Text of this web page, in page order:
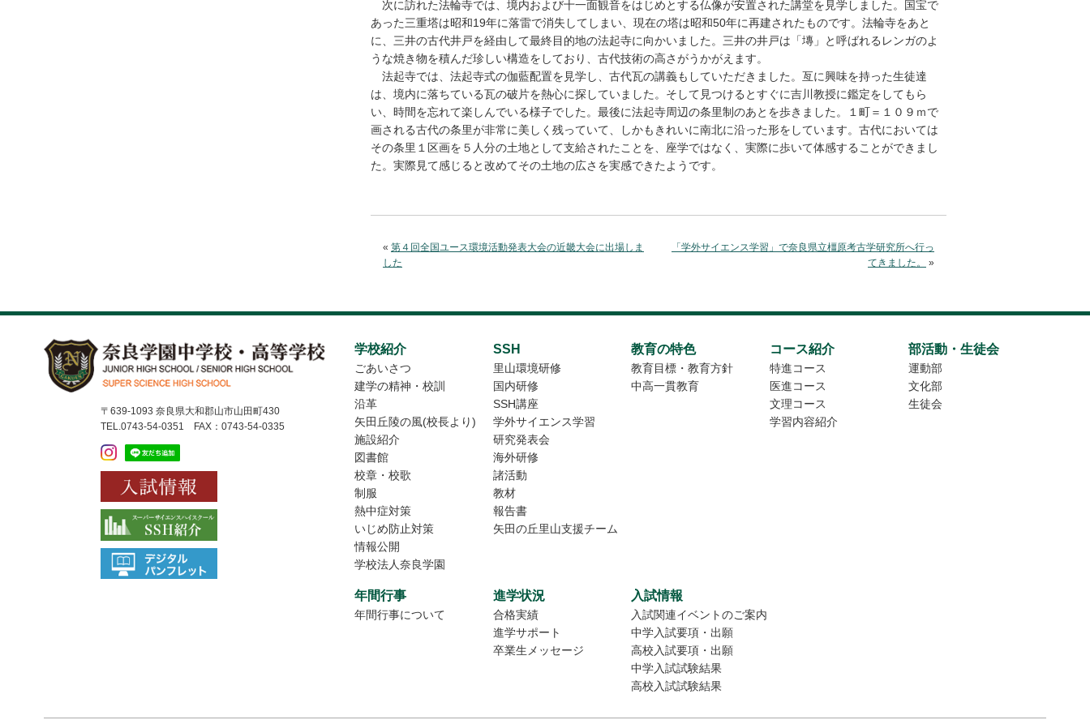
次に訪れた法輪寺では、境内および十一面観音をはじめとする仏像が安置された講堂を見学しました。国宝で
あった三重塔は昭和19年に落雷で消失してしまい、現在の塔は昭和50年に再建されたものです。法輪寺をあと
に、三井の古代井戸を経由して最終目的地の法起寺に向かいました。三井の井戸は「塼」と呼ばれるレンガのよ
うな焼き物を積んだ珍しい構造をしており、古代技術の高さがうかがえます。
法起寺では、法起寺式の伽藍配置を見学し、古代瓦の講義もしていただきました。亙に興味を持った生徒達
は、境内に落ちている瓦の破片を熱心に探していました。そして見つけるとすぐに吉川教授に鑑定をしてもら
い、時間を忘れて楽しんでいる様子でした。最後に法起寺周辺の条里制のあとを歩きました。１町＝１０９ｍで
画される古代の条里が非常に美しく残っていて、しかもきれいに南北に沿った形をしています。古代においては
その条里１区画を５人分の土地として支給されたことを、座学ではなく、実際に歩いて体感することができまし
た。実際見て感じると改めてその土地の広さを実感できたようです。
« 第４回全国ユース環境活動発表大会の近畿大会に出場しま
した
「学外サイエンス学習」で奈良県立橿原考古学研究所へ行っ
てきました。
»
〒639-1093 奈良県大和郡山市山田町430
TEL.0743-54-0351 FAX：0743-54-0335
学校紹介
ごあいさつ
建学の精神・校訓
沿革
矢田丘陵の風(校長より)
施設紹介
図書館
校章・校歌
制服
熱中症対策
いじめ防止対策
情報公開
学校法人奈良学園
SSH
里山環境研修
国内研修
SSH講座
学外サイエンス学習
研究発表会
海外研修
諸活動
教材
報告書
矢田の丘里山支援チーム
教育の特色
教育目標・教育方針
中高一貫教育
コース紹介
特進コース
医進コース
文理コース
学習内容紹介
部活動・生徒会
運動部
文化部
生徒会
年間行事
年間行事について
進学状況
合格実績
進学サポート
卒業生メッセージ
入試情報
入試関連イベントのご案内
中学入試要項・出願
高校入試要項・出願
中学入試試験結果
高校入試試験結果